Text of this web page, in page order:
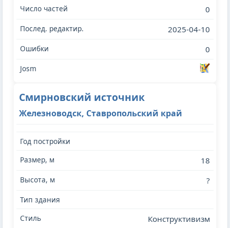
0
2025-04-10
0
Смирновский источник
Железноводск, Ставропольский край
18
?
Конструктивизм